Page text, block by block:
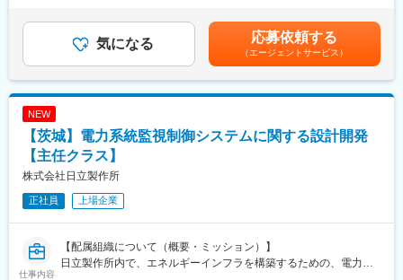
社会インフラや産業分野を支える制御システムの開発・運用に関
する業務を、これまでのご経験・スキルに応じてご担当いただき
ます。
また、IoT・AI・クラウド技術を活用したスマート化や運用最適
化、データ利活用によるDX推進など、最新技術を取り入れたソリ
ューション開発にも携わることができます。
【職務詳細】
・顧客要件に基づくシステム構築、試験、導入支援
・プロジェクト計画策定、進捗管理、品質保証
額であり、選考を通じて上下する可能性があります。月給(月額)は
固定手当を含めた表記です。
気になる 応募依頼する
（エージェントサービス）
NEW
【茨城】電力系統監視制御システムに関する設計開発
【主任クラス】
株式会社日立製作所
正社員 上場企業
仕事内容
【配属組織について（概要・ミッション）】
日立製作所内で、エネルギーインフラを構築するための、電力系